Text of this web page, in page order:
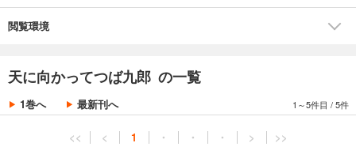
閲覧環境
天に向かってつば九郎 の一覧
1巻へ 最新刊へ 1～5件目 /5件
<< < 1 ・ ・ ・ > >>